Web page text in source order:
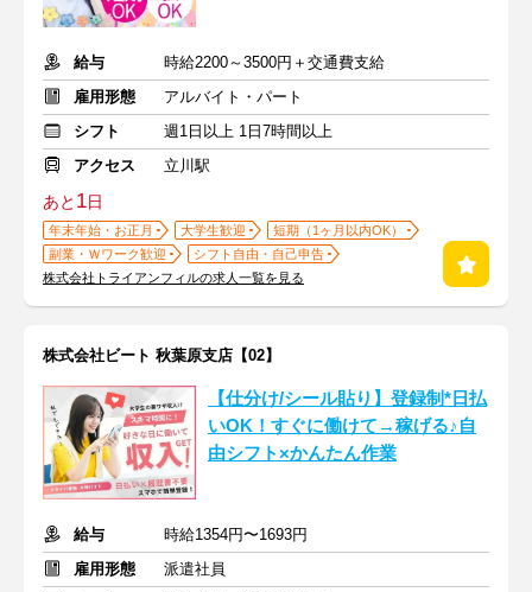
給与
時給2200～3500円＋交通費支給
雇用形態
アルバイト・パート
シフト
週1日以上 1日7時間以上
アクセス
立川駅
あと 1日
年末年始・お正月 大学生歓迎
短期（1ヶ月以内OK）
副業・Ｗワーク歓迎
シフト自由・自己申告
株式会社トライアンフィルの求人一覧を見る
株式会社ビート 秋葉原支店【02】
【仕分け/シール貼り】登録制*日払
いOK！すぐに働けて→稼げる♪自
由シフト×かんたん作業
給与
時給1354円〜1693円
雇用形態
派遣社員